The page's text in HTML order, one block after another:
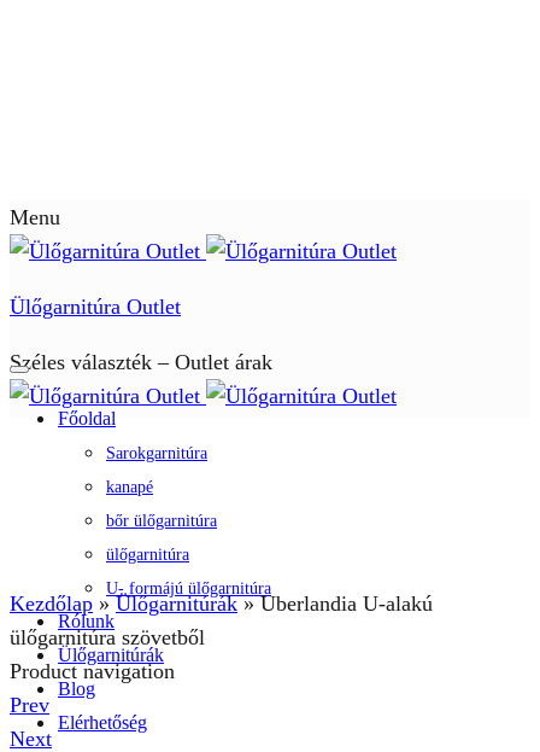
Menu
Ülőgarnitúra Outlet
Széles választék – Outlet árak
Főoldal
Sarokgarnitúra
kanapé
bőr ülőgarnitúra
ülőgarnitúra
U- formájú ülőgarnitúra
Rólunk
Ülőgarnitúrák
Blog
Elérhetőség
Kezdőlap »Ülőgarnitúrák»Uberlandia U-alakú
ülőgarnitúra szövetből
Product navigation
Prev
Next